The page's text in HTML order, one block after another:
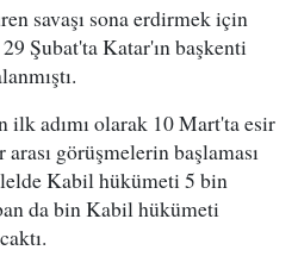
savaşı sona erdirmek için
Şubat'ta Katar'ın başkenti
ilk adımı olarak 10 Mart'ta esir
görüşmelerin başlaması
Kabil hükümeti 5 bin
da bin Kabil hükümeti